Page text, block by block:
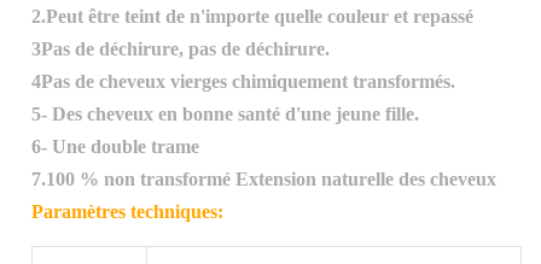
2.Peut être teint de n'importe quelle couleur et repassé
3Pas de déchirure, pas de déchirure.
4Pas de cheveux vierges chimiquement transformés.
5- Des cheveux en bonne santé d'une jeune fille.
6- Une double trame
7.100 % non transformé Extension naturelle des cheveux
Paramètres techniques: